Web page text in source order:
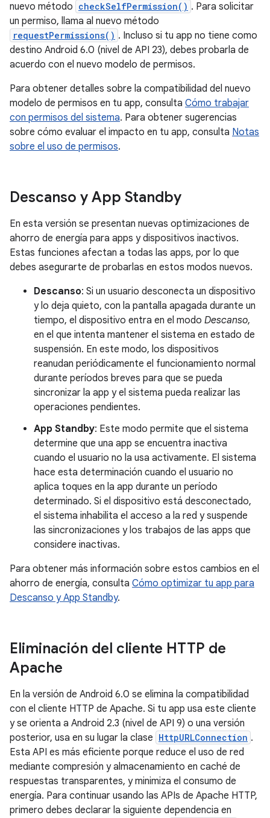
nuevo método checkSelfPermission() . Para solicitar
un permiso, llama al nuevo método
requestPermissions() . Incluso si tu app no tiene como
destino Android 6.0 (nivel de API 23), debes probarla de
acuerdo con el nuevo modelo de permisos.
Para obtener detalles sobre la compatibilidad del nuevo
modelo de permisos en tu app, consulta Cómo trabajar
con permisos del sistema. Para obtener sugerencias
sobre cómo evaluar el impacto en tu app, consulta Notas
sobre el uso de permisos.
Descanso y App Standby
En esta versión se presentan nuevas optimizaciones de
ahorro de energía para apps y dispositivos inactivos.
Estas funciones afectan a todas las apps, por lo que
debes asegurarte de probarlas en estos modos nuevos.
Descanso: Si un usuario desconecta un dispositivo
y lo deja quieto, con la pantalla apagada durante un
tiempo, el dispositivo entra en el modo Descanso,
en el que intenta mantener el sistema en estado de
suspensión. En este modo, los dispositivos
reanudan periódicamente el funcionamiento normal
durante períodos breves para que se pueda
sincronizar la app y el sistema pueda realizar las
operaciones pendientes.
App Standby: Este modo permite que el sistema
determine que una app se encuentra inactiva
cuando el usuario no la usa activamente. El sistema
hace esta determinación cuando el usuario no
aplica toques en la app durante un período
determinado. Si el dispositivo está desconectado,
el sistema inhabilita el acceso a la red y suspende
las sincronizaciones y los trabajos de las apps que
considere inactivas.
Para obtener más información sobre estos cambios en el
ahorro de energía, consulta Cómo optimizar tu app para
Descanso y App Standby.
Eliminación del cliente HTTP de
Apache
En la versión de Android 6.0 se elimina la compatibilidad
con el cliente HTTP de Apache. Si tu app usa este cliente
y se orienta a Android 2.3 (nivel de API 9) o una versión
posterior, usa en su lugar la clase HttpURLConnection .
Esta API es más eficiente porque reduce el uso de red
mediante compresión y almacenamiento en caché de
respuestas transparentes, y minimiza el consumo de
energía. Para continuar usando las APIs de Apache HTTP,
primero debes declarar la siguiente dependencia en